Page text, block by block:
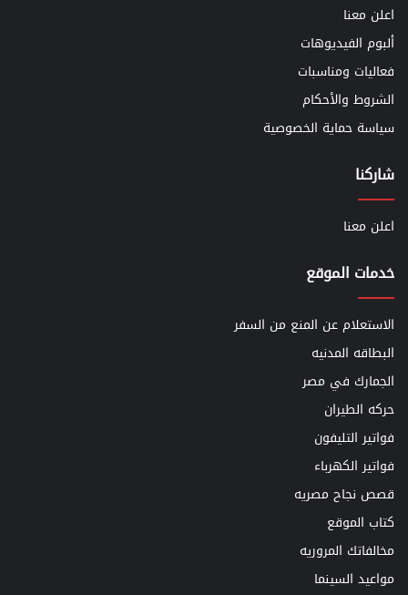
اعلن معنا
ألبوم الفيديوهات
فعاليات ومناسبات
الشروط والأحكام
سياسة حماية الخصوصية
شاركنا
اعلن معنا
خدمات الموقع
الاستعلام عن المنع من السفر
البطاقه المدنيه
الجمارك في مصر
حركه الطيران
فواتير التليفون
فواتير الكهرباء
قصص نجاح مصريه
كتاب الموقع
مخالفاتك المروريه
مواعيد السينما